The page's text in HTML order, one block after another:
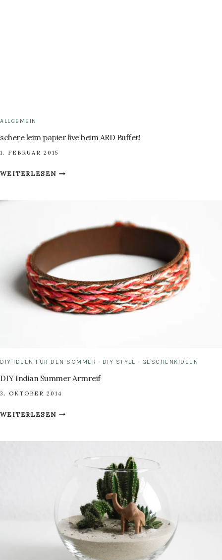
ALLGEMEIN
schere leim papier live beim ARD Buffet!
1. FEBRUAR 2015
WEITERLESENSCHERE
ARD
DIY IDEEN FÜR DEN SOMMER · DIY STYLE · GESCHENKIDEEN
DIY Indian Summer Armreif
3. OKTOBER 2014
WEITERLESENDIY